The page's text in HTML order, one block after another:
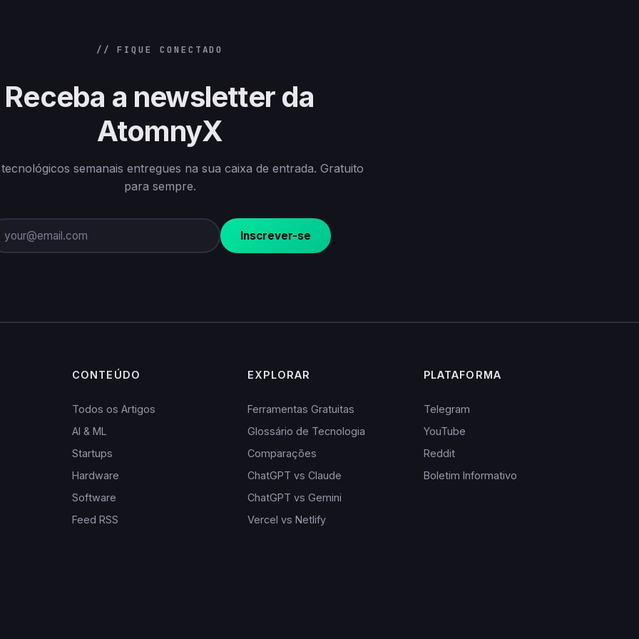
// FIQUE CONECTADO
Receba a newsletter da
AtomnyX
semanais entregues na sua caixa de entrada. Gratuito
para sempre.
Inscrever-se
CONTEÚDO
Todos os Artigos
AI & ML
Startups
Hardware
Software
Feed RSS
EXPLORAR
Ferramentas Gratuitas
Glossário de Tecnologia
Comparações
ChatGPT vs Claude
ChatGPT vs Gemini
Vercel vs Netlify
PLATAFORMA
Telegram
YouTube
Reddit
Boletim Informativo